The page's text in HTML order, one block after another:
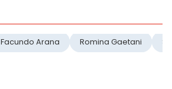
Facundo Arana Romina Gaetani